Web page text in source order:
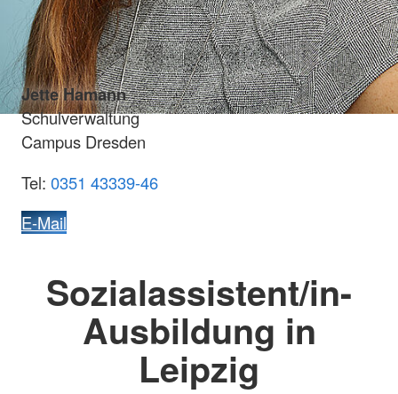
Jette Hamann
Schulverwaltung
Campus Dresden
Tel: 0351 43339-46
E-Mail
Sozialassistent/in-
Ausbildung in
Leipzig